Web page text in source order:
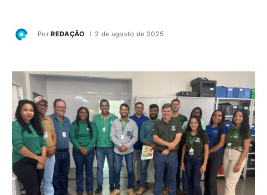
Por REDAÇÃO 2 de agosto de 2025